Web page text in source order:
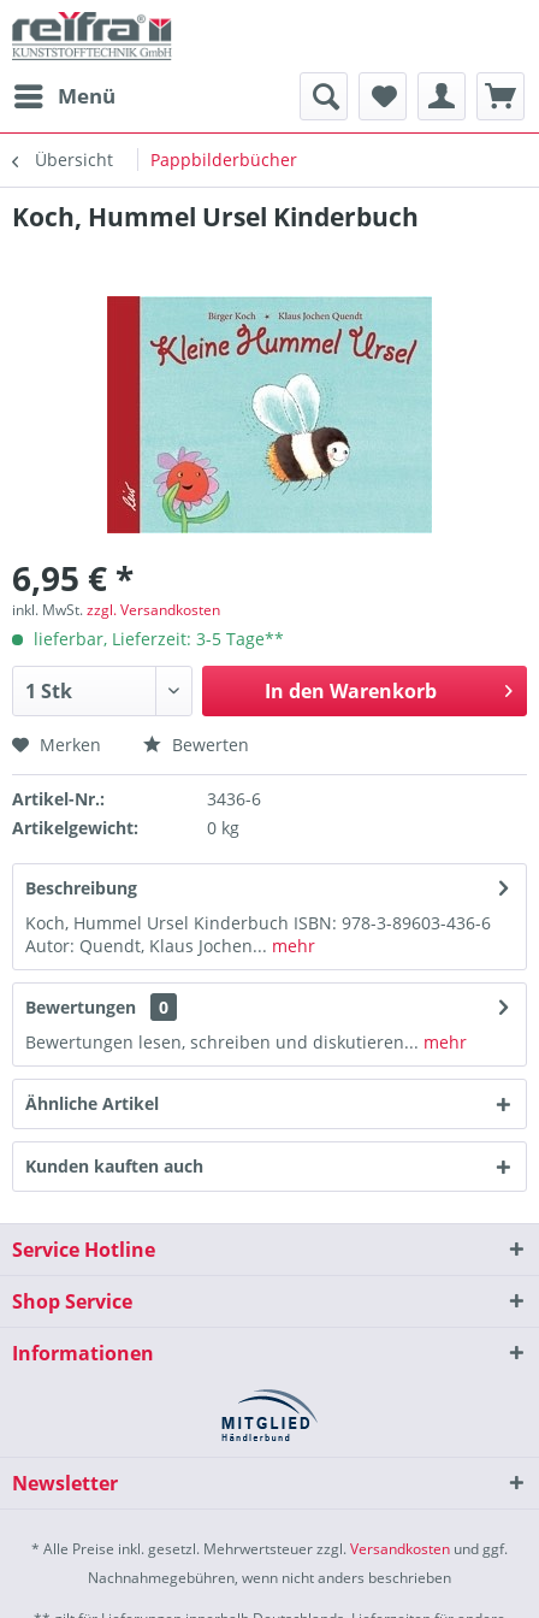
Menü
Übersicht Pappbilderbücher
Koch, Hummel Ursel Kinderbuch
6,95 € *
inkl. MwSt.zzgl. Versandkosten
lieferbar, Lieferzeit: 3-5 Tage**
In den Warenkorb
Merken Bewerten
Artikel-Nr.:
3436-6
Artikelgewicht:
0 kg
Beschreibung
Koch, Hummel Ursel Kinderbuch ISBN: 978-3-89603-436-6
Autor: Quendt, Klaus Jochen... mehr
Bewertungen
0
Bewertungen lesen, schreiben und diskutieren... mehr
Ähnliche Artikel
Kunden kauften auch
Service Hotline
Shop Service
Informationen
Newsletter
* Alle Preise inkl. gesetzl. Mehrwertsteuer zzgl.Versandkosten und ggf.
Nachnahmegebühren, wenn nicht anders beschrieben